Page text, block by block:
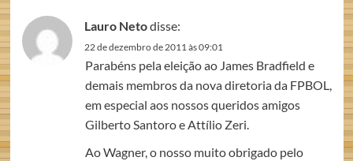
Lauro Netodisse:
22 de dezembro de 2011 às 09:01
Parabéns pela eleição ao James Bradfield e
demais membros da nova diretoria da FPBOL,
em especial aos nossos queridos amigos
Gilberto Santoro e Attílio Zeri.
Ao Wagner, o nosso muito obrigado pelo